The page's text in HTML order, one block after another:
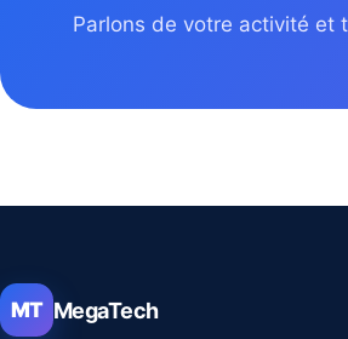
Parlons de votre activité et
MT MegaTech